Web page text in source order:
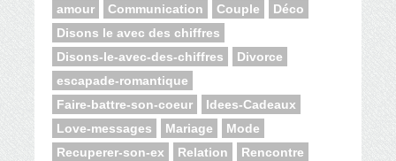
amour
Communication Couple
Déco
Disons le avec des chiffres
Disons-le-avec-des-chiffres
Divorce
escapade-romantique
Faire-battre-son-coeur
Idees-Cadeaux
Love-messages
Mariage
Mode
Recuperer-son-ex
Relation
Rencontre